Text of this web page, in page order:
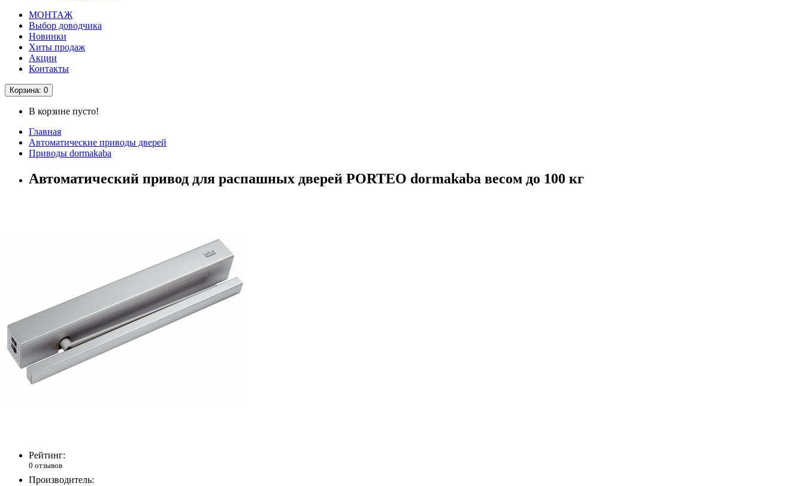
МОНТАЖ
Выбор доводчика
Новинки
Хиты продаж
Акции
Контакты
Корзина: 0
В корзине пусто!
Главная
Автоматические приводы дверей
Приводы dormakaba
Автоматический привод для распашных дверей PORTEO dormakaba весом до 100 кг
Рейтинг:
0 отзывов
Производитель: